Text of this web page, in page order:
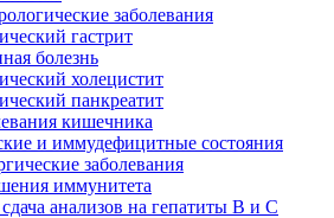
заболевания
гастрит
болезнь
холецистит
панкреатит
кишечника
и иммудефицитные состояния
заболевания
иммунитета
анализов на гепатиты B и C